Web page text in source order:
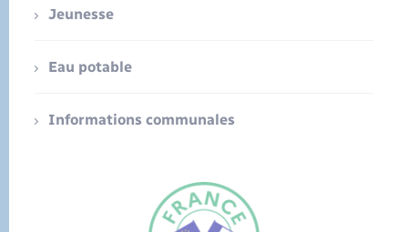
Jeunesse
Eau potable
Informations communales